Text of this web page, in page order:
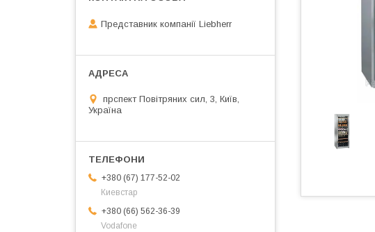
Представник компанії Liebherr
прспект Повітряних сил, 3, Київ,
Україна
+380 (67) 177-52-02
Киевстар
+380 (66) 562-36-39
Vodafone